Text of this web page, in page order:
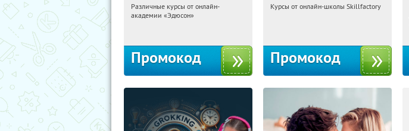
15:36:32 Получили:
Различные курсы от онлайн-
академии «Эдюсон»
Промокод
15:36:32
Получи первым!
Курсы от онлайн-школы Skillfactory
Промокод